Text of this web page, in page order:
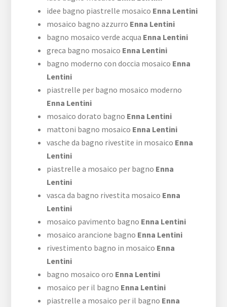
idee bagno piastrelle mosaico Enna Lentini
mosaico bagno azzurro Enna Lentini
bagno mosaico verde acqua Enna Lentini
greca bagno mosaico Enna Lentini
bagno moderno con doccia mosaico Enna
Lentini
piastrelle per bagno mosaico moderno
Enna Lentini
mosaico dorato bagno Enna Lentini
mattoni bagno mosaico Enna Lentini
vasche da bagno rivestite in mosaico Enna
Lentini
piastrelle a mosaico per bagno Enna
Lentini
vasca da bagno rivestita mosaico Enna
Lentini
mosaico pavimento bagno Enna Lentini
mosaico arancione bagno Enna Lentini
rivestimento bagno in mosaico Enna
Lentini
bagno mosaico oro Enna Lentini
mosaico per il bagno Enna Lentini
piastrelle a mosaico per il bagno Enna